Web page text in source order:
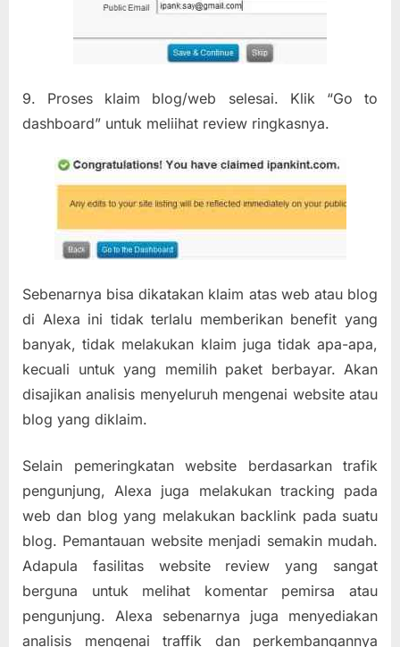
9. Proses klaim blog/web selesai. Klik “Go to
dashboard” untuk meliihat review ringkasnya.
Sebenarnya bisa dikatakan klaim atas web atau blog
di Alexa ini tidak terlalu memberikan benefit yang
banyak, tidak melakukan klaim juga tidak apa-apa,
kecuali untuk yang memilih paket berbayar. Akan
disajikan analisis menyeluruh mengenai website atau
blog yang diklaim.
Selain pemeringkatan website berdasarkan trafik
pengunjung, Alexa juga melakukan tracking pada
web dan blog yang melakukan backlink pada suatu
blog. Pemantauan website menjadi semakin mudah.
Adapula fasilitas website review yang sangat
berguna untuk melihat komentar pemirsa atau
pengunjung. Alexa sebenarnya juga menyediakan
analisis mengenai traffik dan perkembangannya